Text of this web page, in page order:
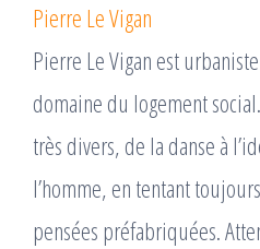
Pierre Le Vigan
Pierre Le Vigan est
domaine du logement
très divers, de la danse à
l’homme, en tentant
pensées préfabriquées.